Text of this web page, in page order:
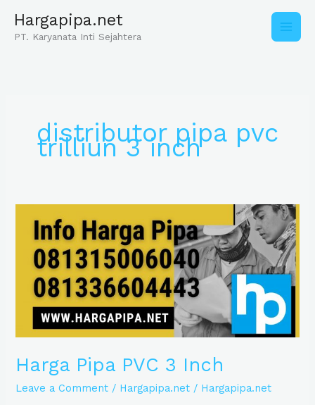
content
Hargapipa.net
PT. Karyanata Inti Sejahtera
distributor pipa pvc
trilliun 3 inch
Harga Pipa PVC 3 Inch
Leave a Comment / Hargapipa.net / Hargapipa.net
PVC
Inch